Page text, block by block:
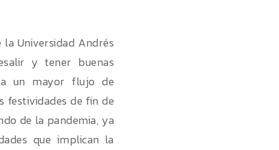
la Universidad Andrés
y tener buenas
un mayor flujo de
festividades de fin de
de la pandemia, ya
que implican la